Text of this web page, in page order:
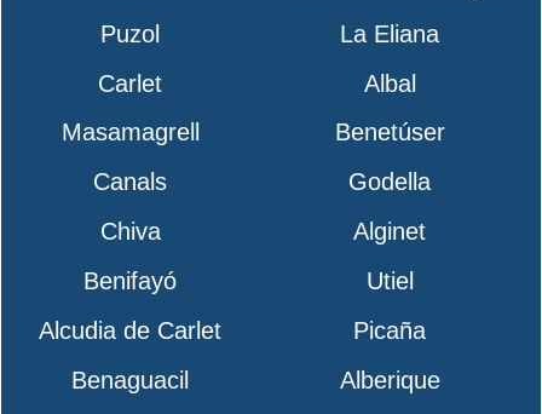
Puzol
La Eliana
Carlet
Albal
Masamagrell
Benetúser
Canals
Godella
Chiva
Alginet
Benifayó
Utiel
Alcudia de Carlet
Picaña
Benaguacil
Alberique